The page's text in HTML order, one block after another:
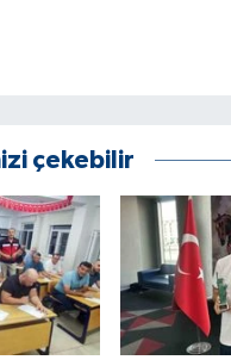
çekebilir